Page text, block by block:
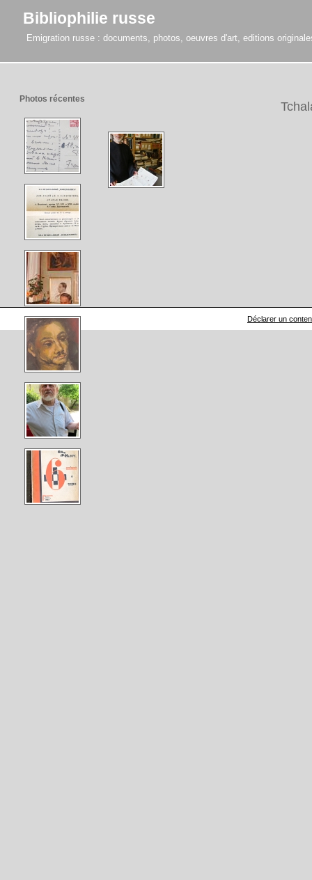
Bibliophilie russe
Emigration russe : documents, photos, oeuvres d'art, editions
Photos récentes
Déclarer un